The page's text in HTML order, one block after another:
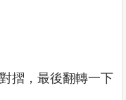
摺，最後翻轉一下